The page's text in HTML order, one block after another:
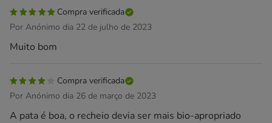
Compra verificada
Por Anónimo dia 22 de julho de 2023
Muito bom
Compra verificada
Por Anónimo dia 26 de março de 2023
A pata é boa, o recheio devia ser mais bio-apropriado